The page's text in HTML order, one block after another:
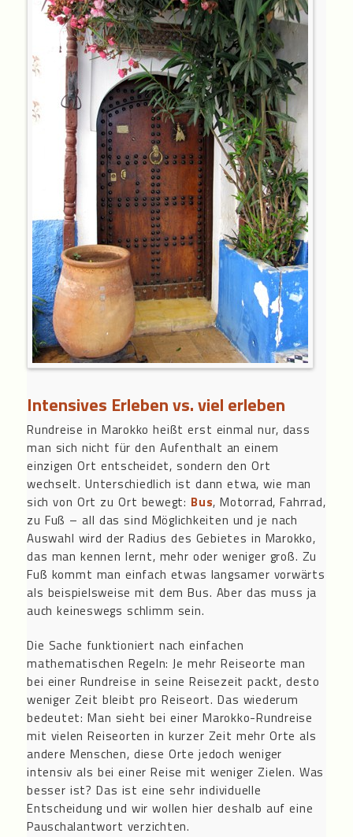
Intensives Erleben vs. viel erleben
Rundreise in Marokko heißt erst einmal nur, dass
man sich nicht für den Aufenthalt an einem
einzigen Ort entscheidet, sondern den Ort
wechselt. Unterschiedlich ist dann etwa, wie man
sich von Ort zu Ort bewegt: Bus, Motorrad, Fahrrad,
zu Fuß – all das sind Möglichkeiten und je nach
Auswahl wird der Radius des Gebietes in Marokko,
das man kennen lernt, mehr oder weniger groß. Zu
Fuß kommt man einfach etwas langsamer vorwärts
als beispielsweise mit dem Bus. Aber das muss ja
auch keineswegs schlimm sein.
Die Sache funktioniert nach einfachen
mathematischen Regeln: Je mehr Reiseorte man
bei einer Rundreise in seine Reisezeit packt, desto
weniger Zeit bleibt pro Reiseort. Das wiederum
bedeutet: Man sieht bei einer Marokko-Rundreise
mit vielen Reiseorten in kurzer Zeit mehr Orte als
andere Menschen, diese Orte jedoch weniger
intensiv als bei einer Reise mit weniger Zielen. Was
besser ist? Das ist eine sehr individuelle
Entscheidung und wir wollen hier deshalb auf eine
Pauschalantwort verzichten.